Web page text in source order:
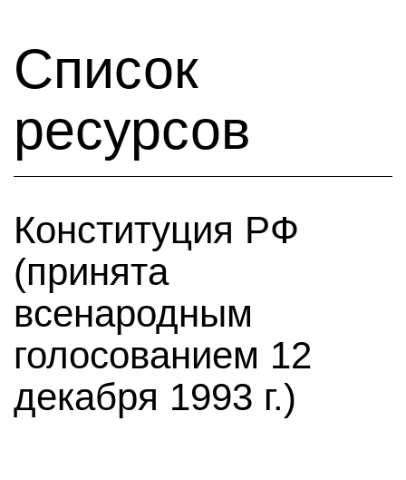
Список
ресурсов
Конституция РФ
(принята
всенародным
голосованием 12
декабря 1993 г.)